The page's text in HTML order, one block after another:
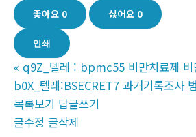
좋아요 0 싫어요 0
인쇄
« q9Z_텔레 : bpmc55 비만치료제 비
b0X_텔레:BSECRET7 과거기록조사
목록보기 답글쓰기
글수정 글삭제